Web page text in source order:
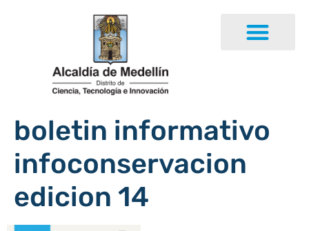
boletin informativo
infoconservacion
edicion 14